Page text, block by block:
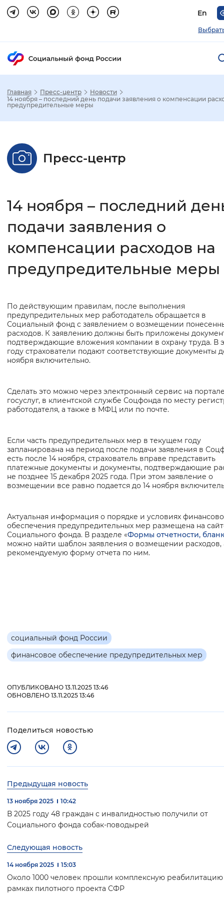
En
Настройка режима отображения
Стандартный
Интервал между буквами
Монохромный Инверсивный
Синий фон
Изображения
Звуковой ассистент
Вернуть стандартные настройки
Главная Пресс-центр
Новости
14 ноября – последний день подачи заявления о компенсации
предупредительные меры
Пресс-центр
14 ноября – последний
подачи заявления о
компенсации расходов на
предупредительные меры
Основная
информация
По действующим правилам, после выполнения
предупредительных мер работодатель обращается в
Социальный фонд с заявлением о возмещении
расходов. К заявлению должны быть приложены
подтверждающие вложения компании в охрану труда. В
году страхователи подают соответствующие документы
ноября включительно.
Сделать это можно через электронный сервис на
госуслуг, в клиентской службе Соцфонда по месту
работодателя, а также в МФЦ или по почте.
Если часть предупредительных мер в текущем году
запланирована на период после подачи заявления в
есть после 14 ноября, страхователь вправе представить
платежные документы и документы, подтверждающие
не позднее 15 декабря 2025 года. При этом заявление о
возмещении все равно подается до 14 ноября
Актуальная информация о порядке и условиях
обеспечения предупредительных мер размещена на
Социального фонда. В разделе «Формы отчетности,
можно найти шаблон заявления о возмещении расходов,
рекомендуемую форму отчета по ним.
ОПУБЛИКОВАНО 13.11.2025 13:46
ОБНОВЛЕНО 13.11.2025 13:46
Поделиться новостью
Предыдущая новость
13 ноября 2025 10:42
В 2025 году 48 граждан с инвалидностью получили от
Социального фонда собак-поводырей
Следующая новость
14 ноября 2025 15:03
Около 1000 человек прошли комплексную
рамках пилотного проекта СФР
социальный фонд России
финансовое обеспечение предупредительных мер